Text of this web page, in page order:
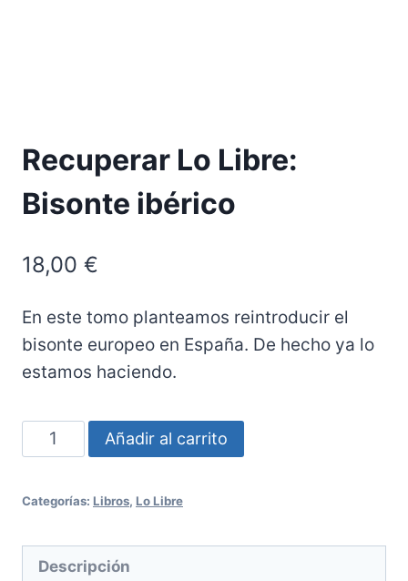
Recuperar Lo Libre:
Bisonte ibérico
18,00 €
En este tomo planteamos reintroducir el
bisonte europeo en España. De hecho ya lo
estamos haciendo.
Recuperar
Lo
Bisonte
ibérico
cantidad
Añadir al carrito
Categorías: Libros, Lo Libre
Descripción